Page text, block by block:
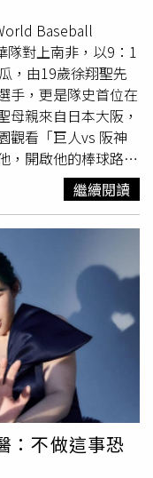
自己都默認：「我
都很依賴團員們，
子病。東翰也大方承
子病，我這個出門
ARKis新專輯
林士傑攝）
Baseball
隊對上南非，以9：1
，由19歲徐翔聖先
手，更是隊史首位在
母親來自日本大阪，
觀看「巨人vs 阪神
，開啟他的棒球路。
的熱血表現後，決
國小接受訓練。進入
賦，之後選擇就讀新
球球速從130公里進
旗亞軍，兩度闖進木
手。畢業後，徐翔聖
養樂多燕子以第一
灣應屆高中畢業生，
涯。本屆WBC是
事，首戰對西班牙投
對戰的尼加拉瓜
象，但他強調：「雖
比賽內容，不能輕
觀看，徐翔聖也期
繼續閱讀
：不做這事恐